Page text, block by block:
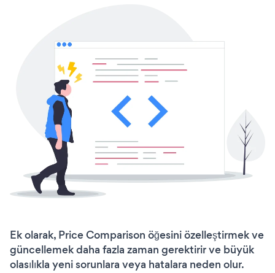
Ek olarak, Price Comparison öğesini özelleştirmek ve
güncellemek daha fazla zaman gerektirir ve büyük
olasılıkla yeni sorunlara veya hatalara neden olur.